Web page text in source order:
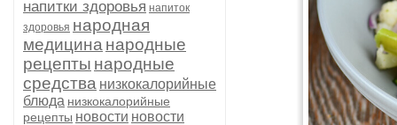
напитки здоровья напиток
здоровья народная
медицина народные
рецепты народные
средства низкокалорийные
блюда низкокалорийные
рецепты новости новости